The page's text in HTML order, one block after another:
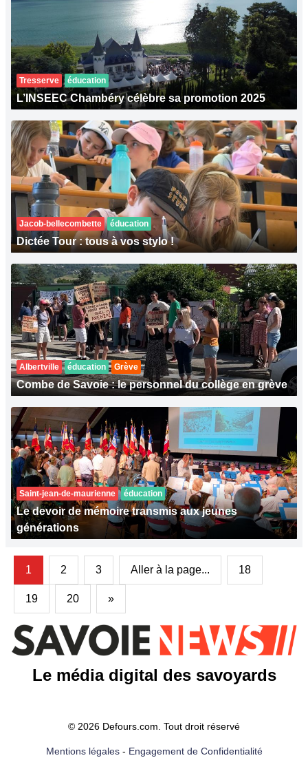
Tresserve éducation
L’INSEEC Chambéry célèbre sa promotion 2025
Jacob-bellecombette éducation
Dictée Tour : tous à vos stylo !
Albertville éducation Grève
Combe de Savoie : le personnel du collège en grève
Saint-jean-de-maurienne éducation
Le devoir de mémoire transmis aux jeunes
générations
1 2 3 Aller à la page... 18
19 20 »
Le média digital des savoyards
© 2026 Defours.com. Tout droit réservé
Mentions légales- Engagement de Confidentialité